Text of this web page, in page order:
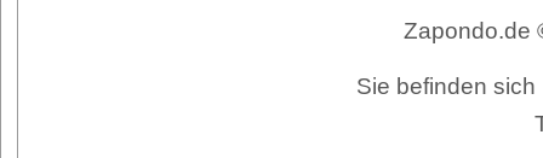
Zapondo.de
Sie befinden